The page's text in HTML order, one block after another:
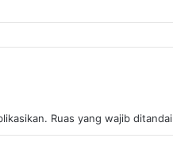
Ruas yang wajib ditandai